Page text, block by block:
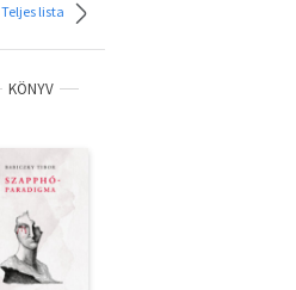
Teljes lista
KÖNYV